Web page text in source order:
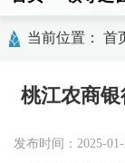
当前位置： 首
桃江农商
发布时间：2025-